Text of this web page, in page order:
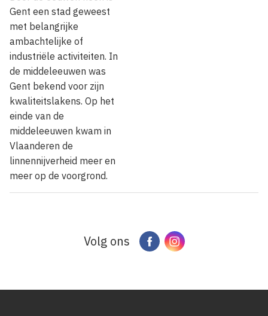
Gent een stad geweest
met belangrijke
ambachtelijke of
industriële activiteiten. In
de middeleeuwen was
Gent bekend voor zijn
kwaliteitslakens. Op het
einde van de
middeleeuwen kwam in
Vlaanderen de
linnennijverheid meer en
meer op de voorgrond.
Volg ons FacebookInstagram